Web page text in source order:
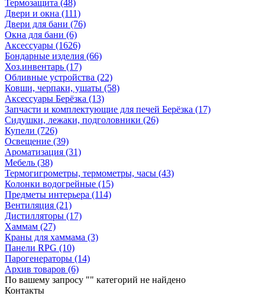
Термозащита (48)
Двери и окна (111)
Двери для бани (76)
Окна для бани (6)
Аксессуары (1626)
Бондарные изделия (66)
Хоз.инвентарь (17)
Обливные устройства (22)
Ковши, черпаки, ушаты (58)
Аксессуары Берёзка (13)
Запчасти и комплектующие для печей Берёзка (17)
Сидушки, лежаки, подголовники (26)
Купели (726)
Освещение (39)
Ароматизация (31)
Мебель (38)
Термогигрометры, термометры, часы (43)
Колонки водогрейные (15)
Предметы интерьера (114)
Вентиляция (21)
Дистилляторы (17)
Хаммам (27)
Краны для хаммама (3)
Панели RPG (10)
Парогенераторы (14)
Архив товаров (6)
По вашему запросу "" категорий не найдено
Контакты